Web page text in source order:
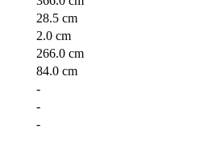
28.5 cm
2.0 cm
266.0 cm
84.0 cm
-
-
-